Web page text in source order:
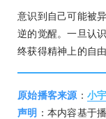
意识到自己可能被
逆的觉醒。一旦认
终获得精神上的自由
原始播客来源 ： 小
声明 ：本内容基于